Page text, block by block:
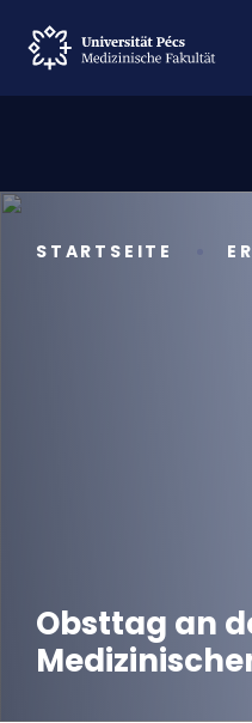
STARTSEITE
Obsttag an